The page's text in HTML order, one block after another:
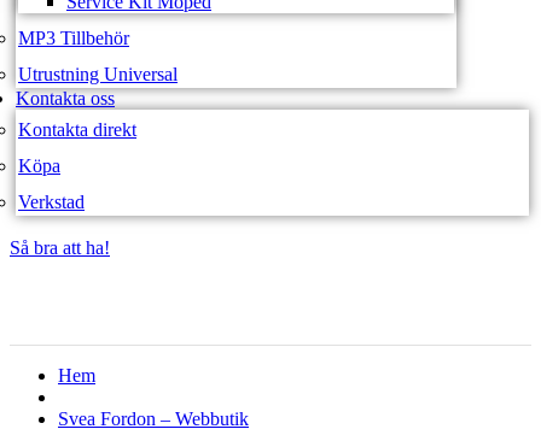
MP3 Tillbehör
Utrustning Universal
Kontakta oss
Kontakta direkt
Köpa
Verkstad
Så bra att ha!
Hem
Svea Fordon – Webbutik